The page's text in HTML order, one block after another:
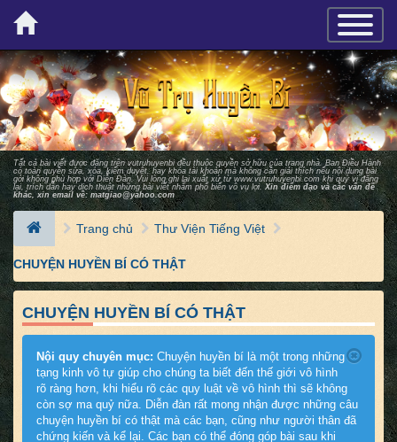
×
Tất cả bài viết được đăng trên vutruhuyenbi đều thuộc quyền sở hữu của trang nhà. Ban Ðiều Hành
có toàn quyền sửa, xóa, kiểm duyệt, hay khóa tài khoản mà không cần giải thích nếu nội dung bài
gởi không phù hợp với Diễn Ðàn. Vui lòng ghi lại xuất xứ từwww.vutruhuyenbi.comkhi quý vị đăng
lại, trích dẫn hay dịch thuật những bài viết nhằm phổ biến vô vụ lợi. Xin điểm đạo và các vấn đề
khác, xin email về: matgiao@yahoo.com
Trang chủ Thư Viện Tiếng Việt
CHUYỆN HUYỀN BÍ CÓ THẬT
CHUYỆN HUYỀN BÍ CÓ THẬT
Nội quy chuyên mục: Chuyện huyền bí là một trong những
tạng kinh vô tự giúp cho chúng ta biết đến thế giới vô hình
rõ ràng hơn, khi hiểu rõ các quy luật về vô hình thì sẽ không
còn sợ ma quỷ nữa. Diễn đàn rất mong nhận được những câu
chuyện huyền bí có thật mà các bạn, cũng như người thân đã
chứng kiến và kể lại. Các bạn có thể đóng góp bài sau khi